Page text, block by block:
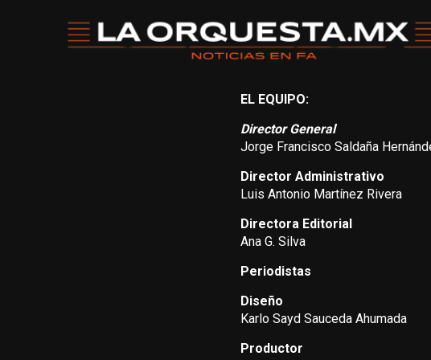
EL EQUIPO:
Director General
Jorge Francisco Saldaña
Director Administrativo
Luis Antonio Martínez Rivera
Directora Editorial
Ana G. Silva
Periodistas
Diseño
Karlo Sayd Sauceda Ahumada
Productor